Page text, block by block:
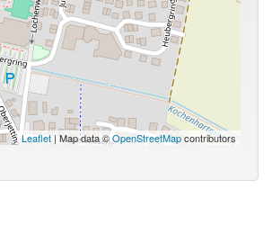
Leaflet| Map data ©OpenStreetMapcontributors